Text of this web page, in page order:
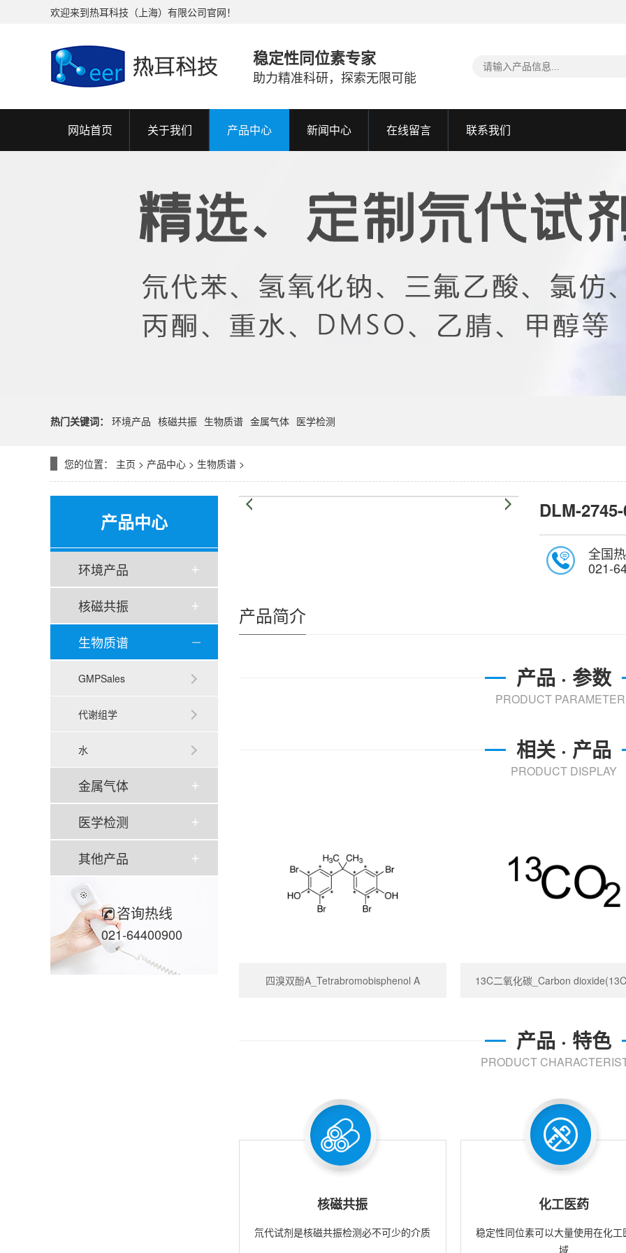
欢迎来到热耳科技（上海）有限公司官网！
稳定性同位素专家
助力精准科研，探索无限可能
网站首页 关于我们 产品中心 新闻中心 在线留言 联系我们
热门关键词： 环境产品 核磁共振 生物质谱 金属气体 医学检测
您的位置： 主页 > 产品中心 > 生物质谱 >
产品中心
环境产品
核磁共振
生物质谱
GMPSales
代谢组学
水
金属气体
医学检测
其他产品
咨询热线
021-64400900
DLM-
全国
021-
产品简介
产品 · 参数
PRODUCT
相关 · 产品
PRODUCT DISPLAY
四溴双酚A_Tetrabromobisphenol A 13C二氧化碳_Carbon
产品 · 特色
PRODUCT
核磁共振
氘代试剂是核磁共振检测必不可少的介质
化工医药
稳定性同位素可以大量使用在化工
域